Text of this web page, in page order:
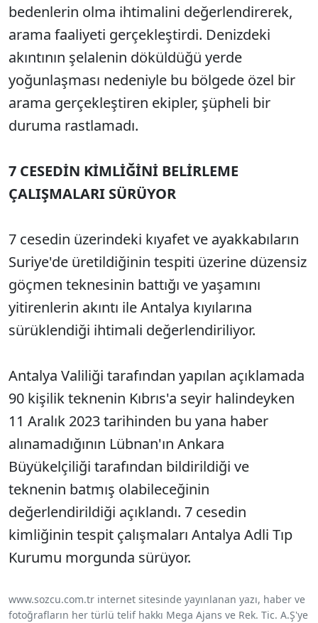
bedenlerin olma ihtimalini değerlendirerek,
arama faaliyeti gerçekleştirdi. Denizdeki
akıntının şelalenin döküldüğü yerde
yoğunlaşması nedeniyle bu bölgede özel bir
arama gerçekleştiren ekipler, şüpheli bir
duruma rastlamadı.
7 CESEDİN KİMLİĞİNİ BELİRLEME
ÇALIŞMALARI SÜRÜYOR
7 cesedin üzerindeki kıyafet ve ayakkabıların
Suriye'de üretildiğinin tespiti üzerine düzensiz
göçmen teknesinin battığı ve yaşamını
yitirenlerin akıntı ile Antalya kıyılarına
sürüklendiği ihtimali değerlendiriliyor.
Antalya Valiliği tarafından yapılan açıklamada
90 kişilik teknenin Kıbrıs'a seyir halindeyken
11 Aralık 2023 tarihinden bu yana haber
alınamadığının Lübnan'ın Ankara
Büyükelçiliği tarafından bildirildiği ve
teknenin batmış olabileceğinin
değerlendirildiği açıklandı. 7 cesedin
kimliğinin tespit çalışmaları Antalya Adli Tıp
Kurumu morgunda sürüyor.
www.sozcu.com.tr internet sitesinde yayınlanan yazı, haber ve
fotoğrafların her türlü telif hakkı Mega Ajans ve Rek. Tic. A.Ş'ye